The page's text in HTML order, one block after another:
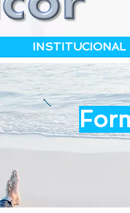
INSTITUCIONAL